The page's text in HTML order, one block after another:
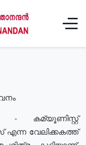
- കമ്യൂണിസ്റ്റ്
എന്ന വേലിക്കകത്ത്